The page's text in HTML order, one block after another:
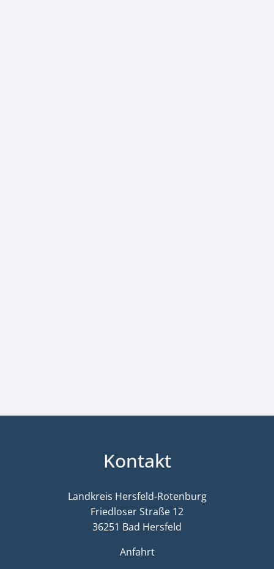
Kontakt
Landkreis Hersfeld-Rotenburg
Friedloser Straße 12
36251 Bad Hersfeld
Anfahrt